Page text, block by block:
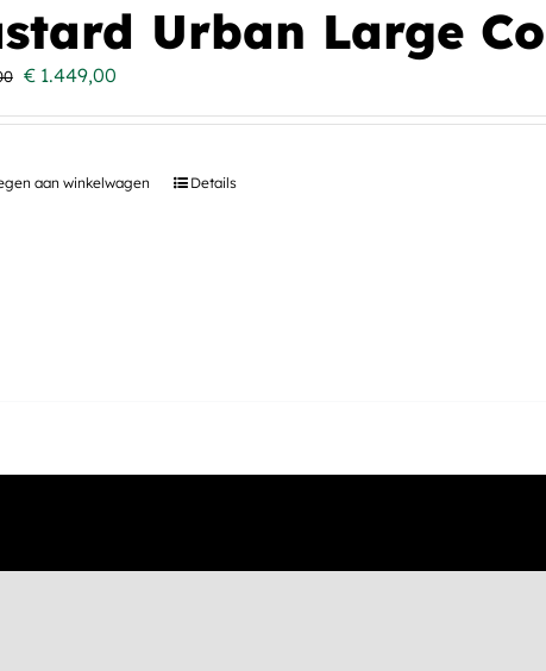
Urban Large
Oorspronkelijke
€1.449,00Huidige
€ 1.449,00.
aan winkelwagen Details